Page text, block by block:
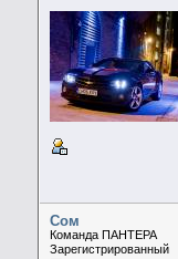
Сом
Команда ПАНТЕРА
Зарегистрированный